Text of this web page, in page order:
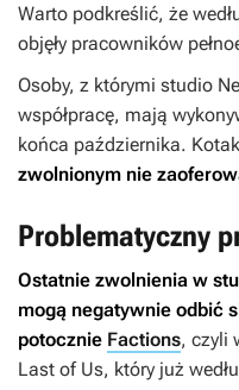
Warto podkreślić, że
objęły pracowników
Osoby, z którymi studio
współpracę, mają
końca października.
zwolnionym nie
Problematyczny
Ostatnie zwolnienia w
mogą negatywnie odbić
potocznie Factions, czyli
Last of Us, który już